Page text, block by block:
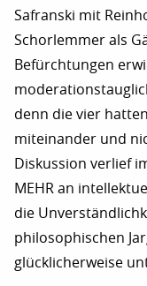
Safranski mit
Schorlemmer als
Befürchtungen
denn die vier
miteinander und
Diskussion verlief
MEHR an
die
philosophischen
glücklicherweise